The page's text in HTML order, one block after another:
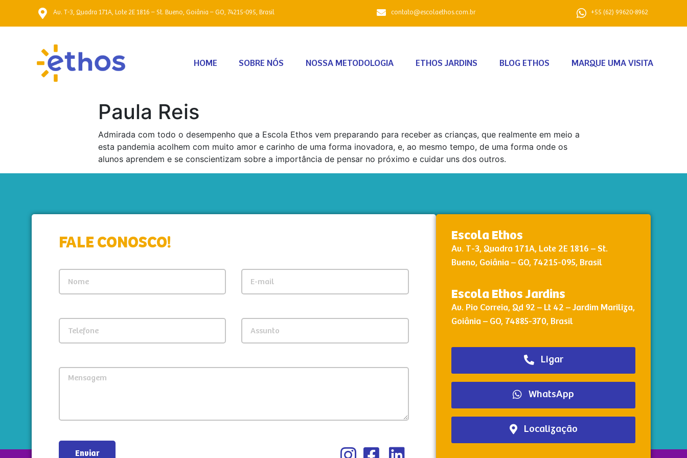
Av. T-3, Quadra 171A, Lote 2E 1816 – St. Bueno, Goiânia – GO, 74215-095, Brasil contato@escolaethos.com.br +55 (62) 99620-8962
HOME SOBRE NÓS NOSSA METODOLOGIA ETHOS JARDINS BLOG ETHOS MARQUE UMA VISITA
Paula Reis
Admirada com todo o desempenho que a Escola Ethos vem preparando para receber as crianças, que realmente em meio a
esta pandemia acolhem com muito amor e carinho de uma forma inovadora, e, ao mesmo tempo, de uma forma onde os
alunos aprendem e se conscientizam sobre a importância de pensar no próximo e cuidar uns dos outros.
FALE CONOSCO! Escola Ethos
Av. T-3, Quadra 171A, Lote 2E 1816 – St.
Bueno, Goiânia – GO, 74215-095, Brasil
Escola Ethos Jardins
Av. Pio Correia, Qd 92 – Lt 42 – Jardim Mariliza,
Goiânia – GO, 74885-370, Brasil
Ligar
WhatsApp
Localização